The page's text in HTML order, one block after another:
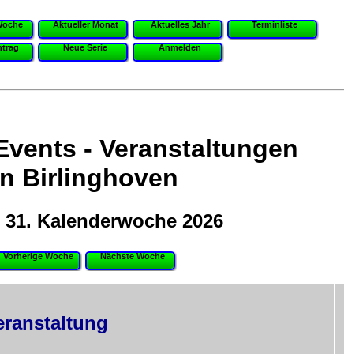
Aktueller Monat Aktuelles Jahr Terminliste
Neue Serie Anmelden
- Veranstaltungen
Birlinghoven
Kalenderwoche 2026
Vorherige Woche Nächste Woche